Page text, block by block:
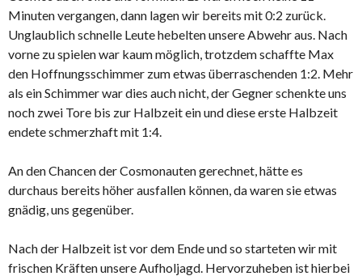
Minuten vergangen, dann lagen wir bereits mit 0:2 zurück.
Unglaublich schnelle Leute hebelten unsere Abwehr aus. Nach
vorne zu spielen war kaum möglich, trotzdem schaffte Max
den Hoffnungsschimmer zum etwas überraschenden 1:2. Mehr
als ein Schimmer war dies auch nicht, der Gegner schenkte uns
noch zwei Tore bis zur Halbzeit ein und diese erste Halbzeit
endete schmerzhaft mit 1:4.
An den Chancen der Cosmonauten gerechnet, hätte es
durchaus bereits höher ausfallen können, da waren sie etwas
gnädig, uns gegenüber.
Nach der Halbzeit ist vor dem Ende und so starteten wir mit
frischen Kräften unsere Aufholjagd. Hervorzuheben ist hierbei